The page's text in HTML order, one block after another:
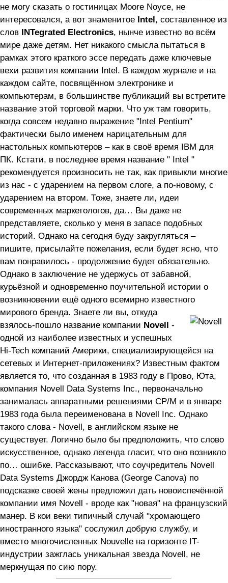
не могу сказать о гостиницах Moore Noyce, не
интересовался, а вот знаменитое Intel, составленное из
слов INTegrated Electronics, нынче известно во всём
мире даже детям. Нет никакого смысла пытаться в
рамках этого краткого эссе передать даже ключевые
вехи развития компании Intel. В каждом журнале и на
каждом сайте, посвящённом электронике и
компьютерам, в большинстве публикаций вы встретите
название этой торговой марки. Что уж там говорить,
когда совсем недавно выражение "Intel Pentium"
фактически было именем нарицательным для
настольных компьютеров – как в своё время IBM для
ПК. Кстати, в последнее время название " Intel "
рекомендуется произносить не так, как привыкли многие
из нас - с ударением на первом слоге, а по-новому, с
ударением на втором. Тоже, знаете ли, идеи
современных маркетологов, да… Вы даже не
представляете, сколько у меня в запасе подобных
историй. Однако на сегодня буду закругляться –
пишите, присылайте пожелания, если будет ясно, что
вам понравилось - продолжение будет обязательно.
Однако в заключение не удержусь от забавной,
курьёзной и одновременно поучительной истории о
возникновении ещё одного всемирно известного
мирового бренда. Знаете ли вы, откуда
взялось-пошло название компании Novell -
одной из наиболее известных и успешных
Hi-Tech компаний Америки, специализирующейся на
сетевых и Интернет-приложениях? Известным фактом
является то, что созданная в 1983 году в Прово, Юта,
компания Novell Data Systems Inc., первоначально
занималась аппаратными решениями CP/M и в январе
1983 года была переименована в Novell Inc. Однако
такого слова - Novell, в английском языке не
существует. Логично было бы предположить, что слово
искусственное, однако легенда гласит, что оно возникло
по… ошибке. Рассказывают, что соучредитель Novell
Data Systems Джордж Канова (George Canova) по
подсказке своей жены предложил дать новоиспечённой
компании имя Novell - вроде как "новая" на французский
манер. В кои веки типичный случай "хромающего
иностранного языка" сослужил добрую службу, и
вместо многочисленных Nouvelle на горизонте IT-
индустрии зажглась уникальная звезда Novell, не
меркнущая по сию пору.